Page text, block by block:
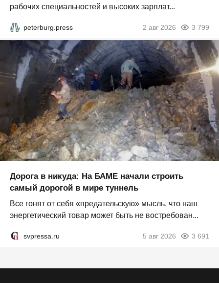
рабочих специальностей и высоких зарплат...
peterburg.press 2 авг 2026 3 799
Дорога в никуда: На БАМЕ начали строить
самый дорогой в мире туннель
Все гонят от себя «предательскую» мысль, что наш
энергетический товар может быть не востребован...
svpressa.ru 5 авг 2026 3 691